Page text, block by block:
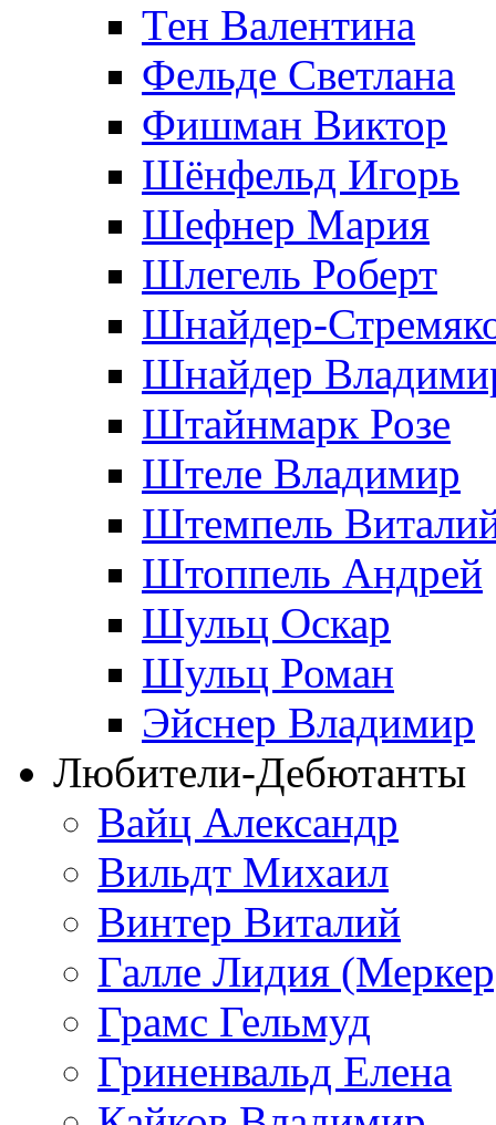
Тен Валентина
Фельде Светлана
Фишман Виктор
Шёнфельд Игорь
Шефнер Мария
Шлегель Роберт
Шнайдер-
Шнайдер
Штайнмарк Розe
Штеле Владимир
Штемпель
Штоппель Андрей
Шульц Оскар
Шульц Роман
Эйснер Владимир
Любители-Дебютанты
Вайц Александр
Вильдт Михаил
Винтер Виталий
Галле Лидия
Грамс Гельмуд
Гриненвальд Елена